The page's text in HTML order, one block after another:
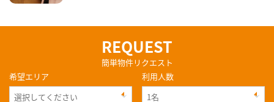
REQUEST
簡単物件リクエスト
希望エリア
利用人数